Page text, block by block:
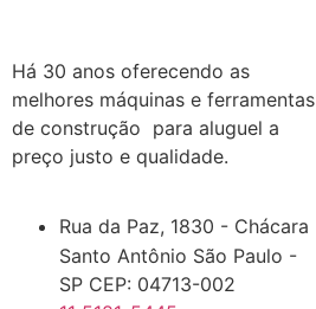
Há 30 anos oferecendo as
melhores máquinas e ferramentas
de construção para aluguel a
preço justo e qualidade.
Rua da Paz, 1830 - Chácara
Santo Antônio São Paulo -
SP CEP: 04713-002